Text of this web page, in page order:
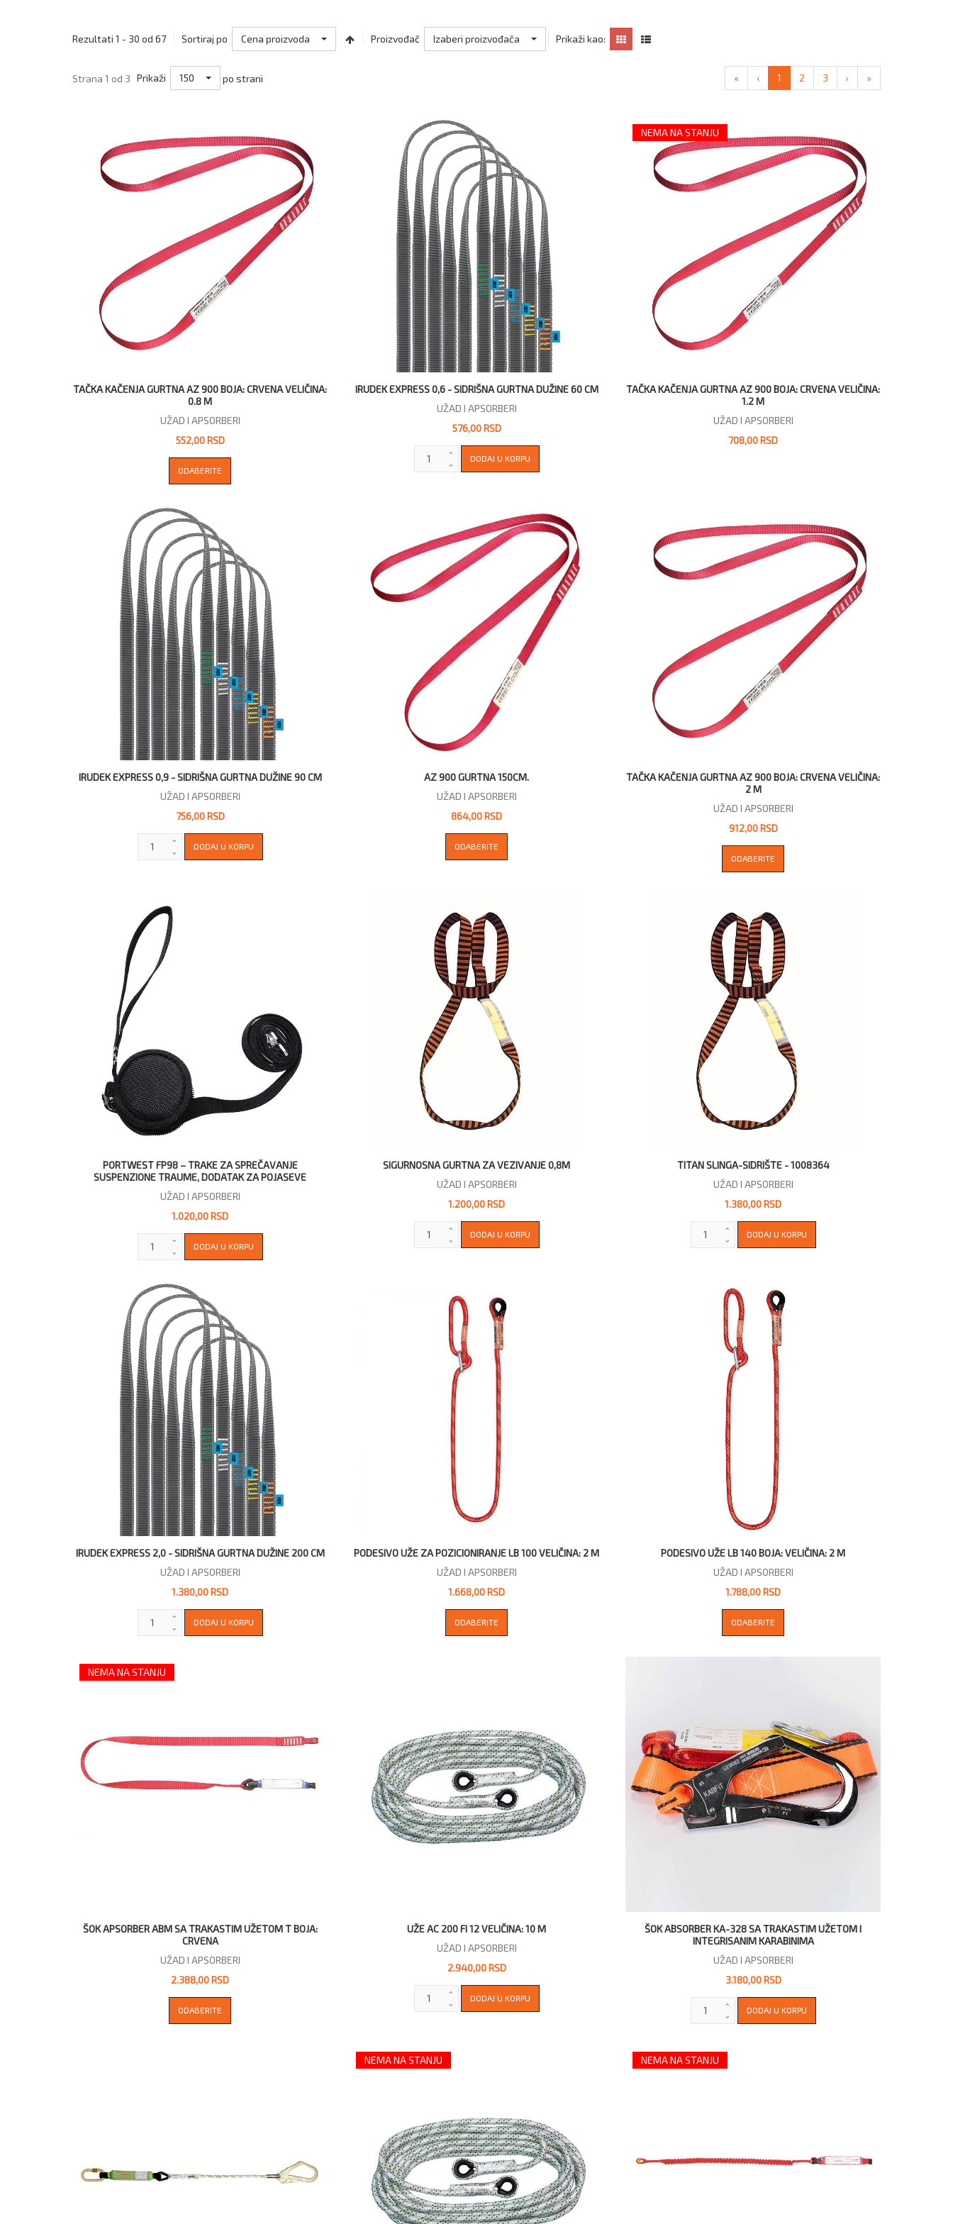
Rezultati 1 - 30 od 67 Sortiraj po Cena proizvoda Proizvođač Izaberi proizvođača Prikaži kao:
Strana 1 od 3 Prikaži 150 po strani « ‹ 1 2 3 › »
TAČKA KAČENJA GURTNA AZ 900 BOJA: CRVENA VELIČINA:
0.8 M
UŽAD I APSORBERI
552,00 RSD
ODABERITE
IRUDEK EXPRESS 0,6 - SIDRIŠNA GURTNA DUŽINE 60 CM
UŽAD I APSORBERI
576,00 RSD
NEMA NA STANJU
TAČKA KAČENJA GURTNA AZ 900 BOJA: CRVENA VELIČINA:
1.2 M
UŽAD I APSORBERI
708,00 RSD
IRUDEK EXPRESS 0,9 - SIDRIŠNA GURTNA DUŽINE 90 CM
UŽAD I APSORBERI
756,00 RSD
AZ 900 GURTNA 150CM.
UŽAD I APSORBERI
864,00 RSD
ODABERITE
TAČKA KAČENJA GURTNA AZ 900 BOJA: CRVENA VELIČINA:
2 M
UŽAD I APSORBERI
912,00 RSD
ODABERITE
PORTWEST FP98 – TRAKE ZA SPREČAVANJE
SUSPENZIONE TRAUME, DODATAK ZA POJASEVE
UŽAD I APSORBERI
1.020,00 RSD
SIGURNOSNA GURTNA ZA VEZIVANJE 0,8M
UŽAD I APSORBERI
1.200,00 RSD
TITAN SLINGA-SIDRIŠTE - 1008364
UŽAD I APSORBERI
1.380,00 RSD
IRUDEK EXPRESS 2,0 - SIDRIŠNA GURTNA DUŽINE 200 CM
UŽAD I APSORBERI
1.380,00 RSD
PODESIVO UŽE ZA POZICIONIRANJE LB 100 VELIČINA: 2 M
UŽAD I APSORBERI
1.668,00 RSD
ODABERITE
PODESIVO UŽE LB 140 BOJA: VELIČINA: 2 M
UŽAD I APSORBERI
1.788,00 RSD
ODABERITE
NEMA NA STANJU
ŠOK APSORBER ABM SA TRAKASTIM UŽETOM T BOJA:
CRVENA
UŽAD I APSORBERI
2.388,00 RSD
ODABERITE
UŽE AC 200 FI 12 VELIČINA: 10 M
UŽAD I APSORBERI
2.940,00 RSD
ŠOK ABSORBER KA-328 SA TRAKASTIM UŽETOM I
INTEGRISANIM KARABINIMA
UŽAD I APSORBERI
3.180,00 RSD
NEMA NA STANJU NEMA NA STANJU